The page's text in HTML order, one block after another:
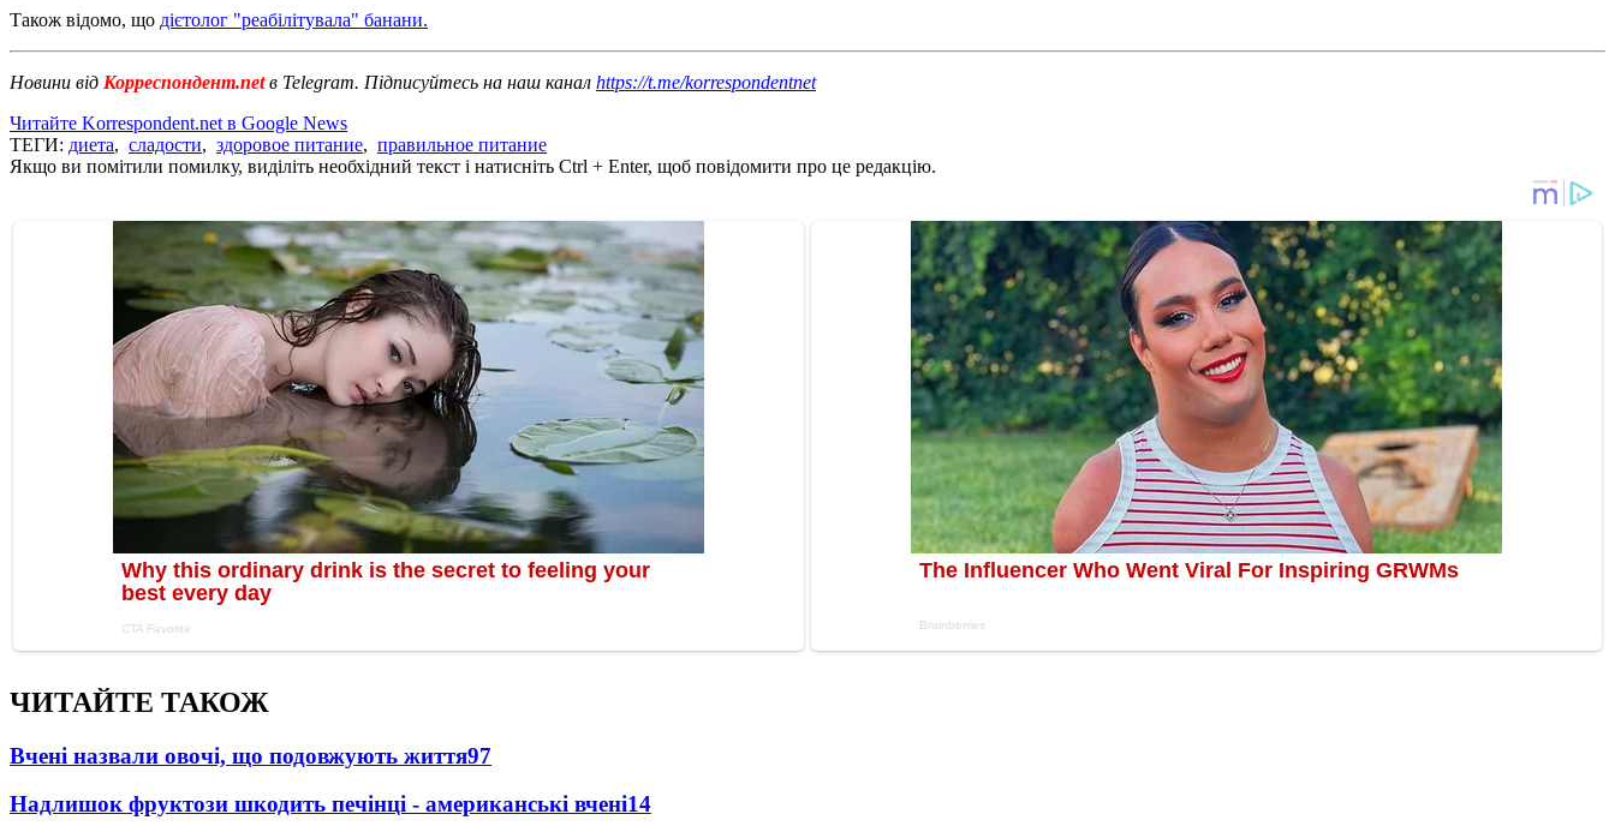
Також відомо, що дієтолог "реабілітувала" банани.
Новини від Корреспондент.netв Telegram. Підписуйтесь на наш канал https://t.me/korrespondentnet
Читайте Korrespondent.net в Google News
ТЕГИ: диета, сладости, здоровое питание, правильное питание
Якщо ви помітили помилку, виділіть необхідний текст і натисніть Ctrl + Enter, щоб повідомити про це редакцію.
ЧИТАЙТЕ ТАКОЖ
Вчені назвали овочі, що подовжують життя97
Надлишок фруктози шкодить печінці - американські вчені14